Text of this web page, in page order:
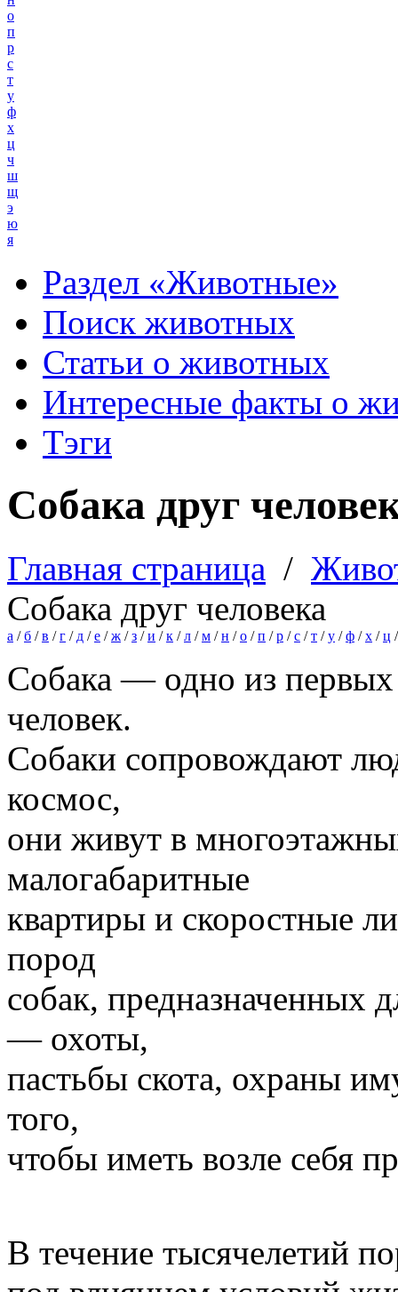
о
п
р
с
т
у
ф
х
ц
ч
ш
щ
э
ю
я
Раздел «Животные»
Поиск животных
Статьи о животных
Интересные факты о
Тэги
Собака друг
Главная страница /
Собака друг человека
а /б /в /г / д /е /ж /з /и /к /л /м /н /о /п /р /с /т /у /ф /х /ц
Собака — одно из
человек.
Собаки сопровождают
космос,
они живут в
малогабаритные
квартиры и скоростные
пород
собак, предназначенных
— охоты,
пастьбы скота, охраны
того,
чтобы иметь возле себя
В течение тысячелетий